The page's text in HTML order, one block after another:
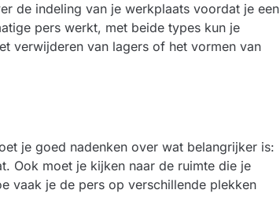
de indeling van je werkplaats voordat je een
pers werkt, met beide types kun je
verwijderen van lagers of het vormen van
je goed nadenken over wat belangrijker is:
Ook moet je kijken naar de ruimte die je
vaak je de pers op verschillende plekken